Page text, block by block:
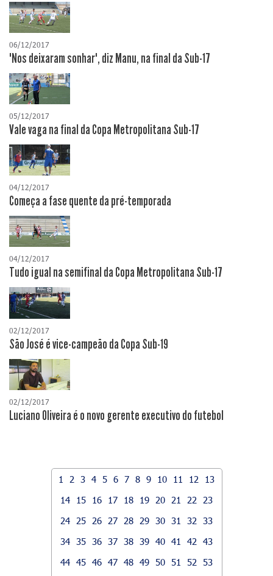
06/12/2017
"Nos deixaram sonhar", diz Manu, na final da Sub-17
05/12/2017
Vale vaga na final da Copa Metropolitana Sub-17
04/12/2017
Começa a fase quente da pré-temporada
04/12/2017
Tudo igual na semifinal da Copa Metropolitana Sub-17
02/12/2017
São José é vice-campeão da Copa Sub-19
02/12/2017
Luciano Oliveira é o novo gerente executivo do futebol
1 2 3 4 5 6 7 8 9 10 11 12
13
14
15 16 17 18 19 20 21 22
23
24
25 26 27 28 29 30 31 32
33
34 35 36 37 38 39 40 41 42
43
44 45 46 47 48 49 50 51 52
53